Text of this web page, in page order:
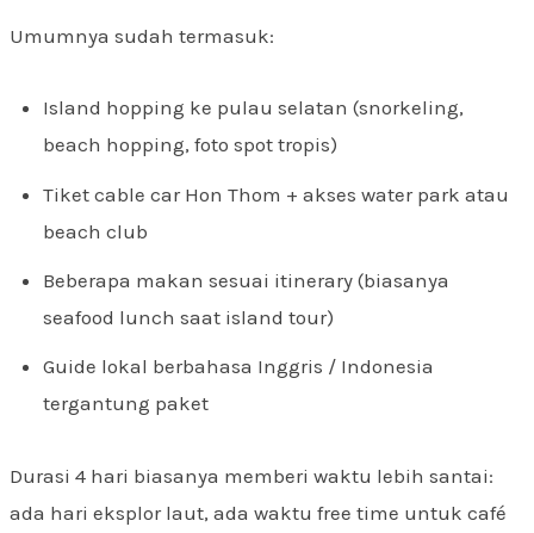
Umumnya sudah termasuk:
Island hopping ke pulau selatan (snorkeling,
beach hopping, foto spot tropis)
Tiket cable car Hon Thom + akses water park atau
beach club
Beberapa makan sesuai itinerary (biasanya
seafood lunch saat island tour)
Guide lokal berbahasa Inggris / Indonesia
tergantung paket
Durasi 4 hari biasanya memberi waktu lebih santai:
ada hari eksplor laut, ada waktu free time untuk café